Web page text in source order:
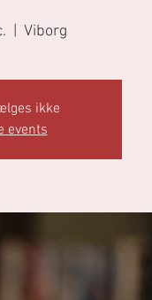
Viborg
ikke
events